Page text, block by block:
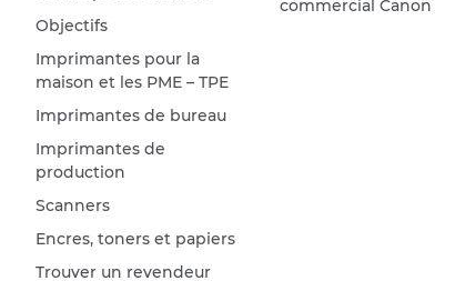
Objectifs
Imprimantes pour la
maison et les PME – TPE
Imprimantes de bureau
Imprimantes de
production
Scanners
Encres, toners et papiers
Trouver un revendeur
commercial Canon